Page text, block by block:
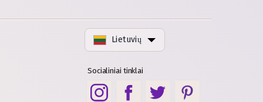
Lietuvių
Socialiniai tinklai